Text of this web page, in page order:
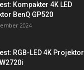
Kompakter 4K LED
BenQ GP520
2024
RGB-LED 4K Projektor